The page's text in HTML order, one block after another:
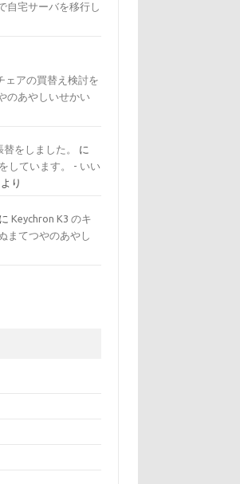
自宅サーバを移行し
ェアの買替え検討を
のあやしいせかい
をしました。
に
しています。 - いい
より
にKeychron K3 のキ
まてつやのあやし